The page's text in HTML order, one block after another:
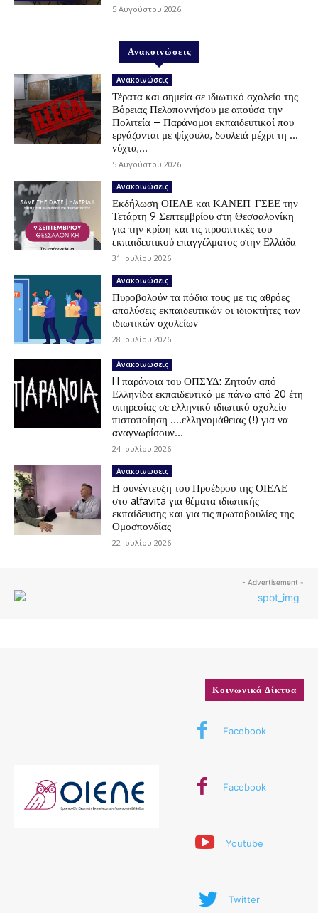
5 Αυγούστου 2026
Ανακοινώσεις
Ανακοινώσεις
Τέρατα και σημεία σε ιδιωτικό σχολείο της
Βόρειας Πελοποννήσου με απούσα την
Πολιτεία – Παράνομοι εκπαιδευτικοί που
εργάζονται με ψίχουλα, δουλειά μέχρι τη …
νύχτα,...
5 Αυγούστου 2026
Ανακοινώσεις
Εκδήλωση ΟΙΕΛΕ και ΚΑΝΕΠ-ΓΣΕΕ την
Τετάρτη 9 Σεπτεμβρίου στη Θεσσαλονίκη
για την κρίση και τις προοπτικές του
εκπαιδευτικού επαγγέλματος στην Ελλάδα
31 Ιουλίου 2026
Ανακοινώσεις
Πυροβολούν τα πόδια τους με τις αθρόες
απολύσεις εκπαιδευτικών οι ιδιοκτήτες των
ιδιωτικών σχολείων
28 Ιουλίου 2026
Ανακοινώσεις
H παράνοια του ΟΠΣΥΔ: Ζητούν από
Ελληνίδα εκπαιδευτικό με πάνω από 20 έτη
υπηρεσίας σε ελληνικό ιδιωτικό σχολείο
πιστοποίηση ….ελληνομάθειας (!) για να
αναγνωρίσουν...
24 Ιουλίου 2026
Ανακοινώσεις
Η συνέντευξη του Προέδρου της ΟΙΕΛΕ
στο alfavita για θέματα ιδιωτικής
εκπαίδευσης και για τις πρωτοβουλίες της
Ομοσπονδίας
22 Ιουλίου 2026
- Advertisement -
Κοινωνικά Δίκτυα
Facebook
Facebook
Youtube
Twitter